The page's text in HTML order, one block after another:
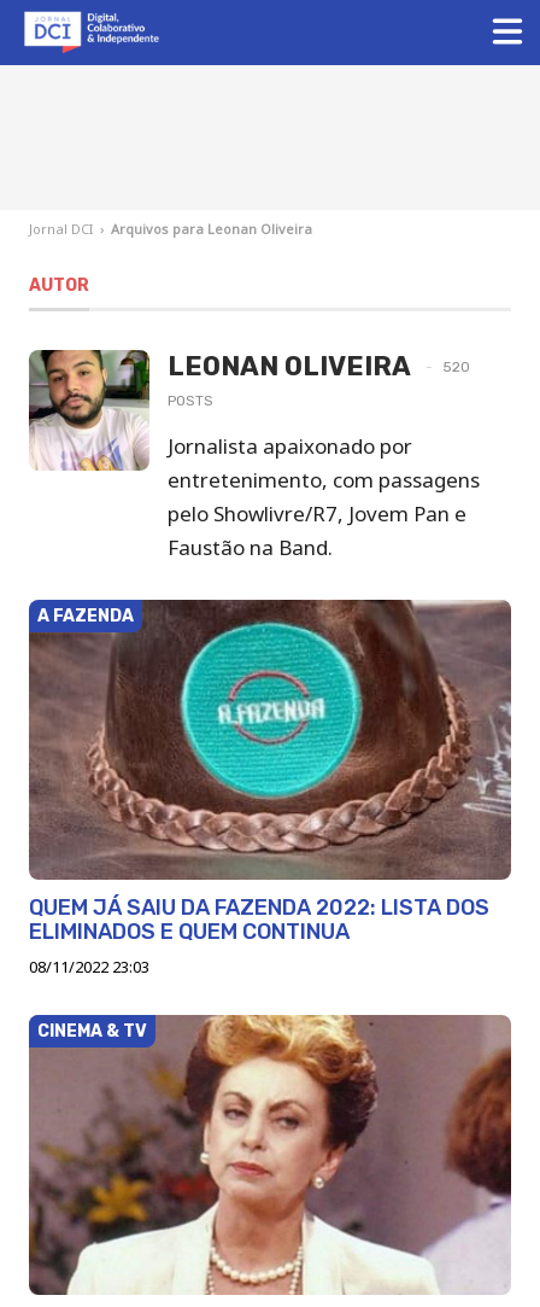
Jornal DCI › Arquivos para Leonan Oliveira
AUTOR
LEONAN OLIVEIRA
520
POSTS
Jornalista apaixonado por
entretenimento, com passagens
pelo Showlivre/R7, Jovem Pan e
Faustão na Band.
A FAZENDA
QUEM JÁ SAIU DA FAZENDA 2022: LISTA DOS
ELIMINADOS E QUEM CONTINUA
08/11/2022 23:03
CINEMA & TV